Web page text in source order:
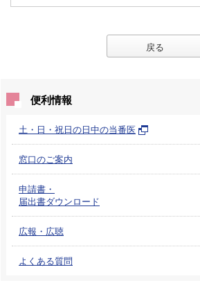
戻る
便利情報
土・日・祝日の日中の当番医
窓口のご案内
申請書・
届出書ダウンロード
広報・広聴
よくある質問